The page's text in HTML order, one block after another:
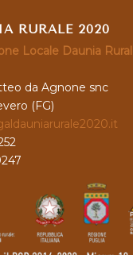
RURALE 2020
Locale Daunia
da Agnone snc
(FG)